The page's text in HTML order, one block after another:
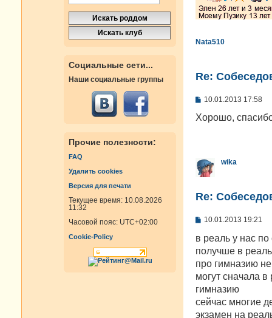
Социальные сети...
Наши социальные группы
Прочие полезности:
FAQ
Удалить cookies
Версия для печати
Текущее время: 10.08.2026
11:32
Часовой пояс: UTC+02:00
Cookie-Policy
Nata510
Re:
С
о
и
е
10.01.2013 17:58
Хорошо,
wika
Re:
С
о
б
щ
е
н
и
е
10.01.2013 19:21
в реаль у нас
получше в реаль
про гимназию
могут сначала в
гимназию
сейчас многие
экзамен на